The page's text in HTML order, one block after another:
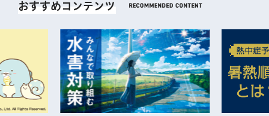
おすすめコンテンツ